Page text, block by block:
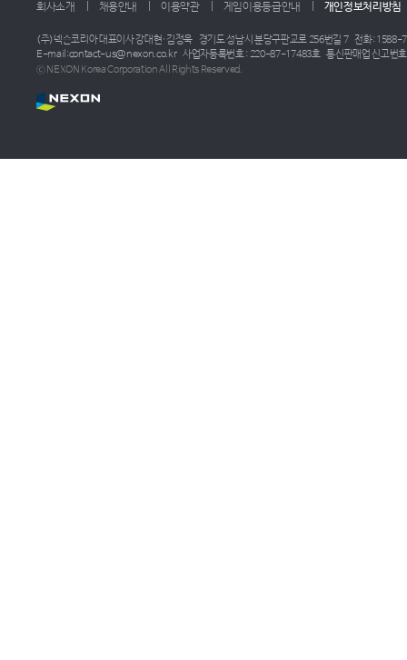
회사소개 채용안내 이용약관 게임이용등급안내 개인정보처리방침
(주)넥슨코리아 대표이사 강대현·김정욱 경기도 성남시 분당구판교로 256번길 7 전화: 1588-
E-mail:contact-us@nexon.co.kr 사업자등록번호 : 220-87-17483호 통신판매업 신고번
ⓒ NEXON Korea Corporation All Rights Reserved.